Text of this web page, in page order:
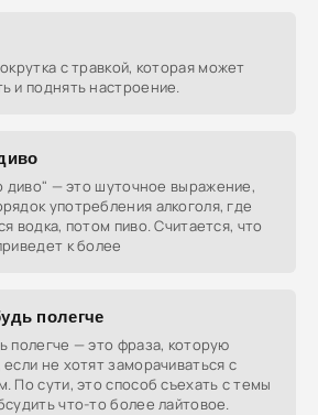
с травкой, которая может
и поднять настроение.
диво" — это шуточное выражение,
употребления алкоголя, где
водка, потом пиво. Считается, что
к более
полегче
полегче — это фраза, которую
не хотят заморачиваться с
По сути, это способ съехать с темы
что-то более лайтовое.